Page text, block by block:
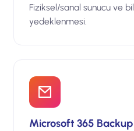
Fiziksel/sanal sunucu ve
yedeklenmesi.
Microsoft 365 Backup